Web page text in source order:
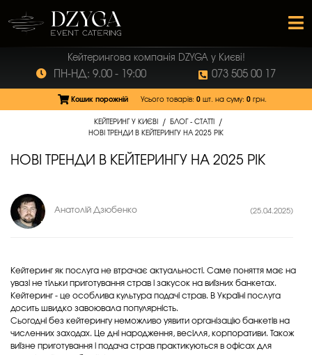
ПН-НД: 9.00 - 19:00 073 505 00 17
Кейтерингова компанія DZYGA у Києві!
Кошик порожній Усього товарів:0 шт. на суму:0 грн.
КЕЙТЕРИНГ У КИЄВІ / БЛОГ - СТАТТІ /
НОВІ ТРЕНДИ В КЕЙТЕРИНГУ НА 2025 РІК
НОВІ ТРЕНДИ В КЕЙТЕРИНГУ НА 2025 РІК
Анатолій Дзюбенко (25.04.2025)
Кейтеринг як послуга не втрачає актуальності. Саме поняття має на
увазі не тільки приготування страв і закусок на виїзних банкетах.
Кейтеринг - це особлива культура подачі страв. В Україні послуга
досить швидко завоювала популярність.
Сьогодні без кейтерингу неможливо уявити організацію банкетів на
численних заходах. Це дні народження, весілля, корпоративи. Також
виїзне приготування і подача страв практикуються в офісах для